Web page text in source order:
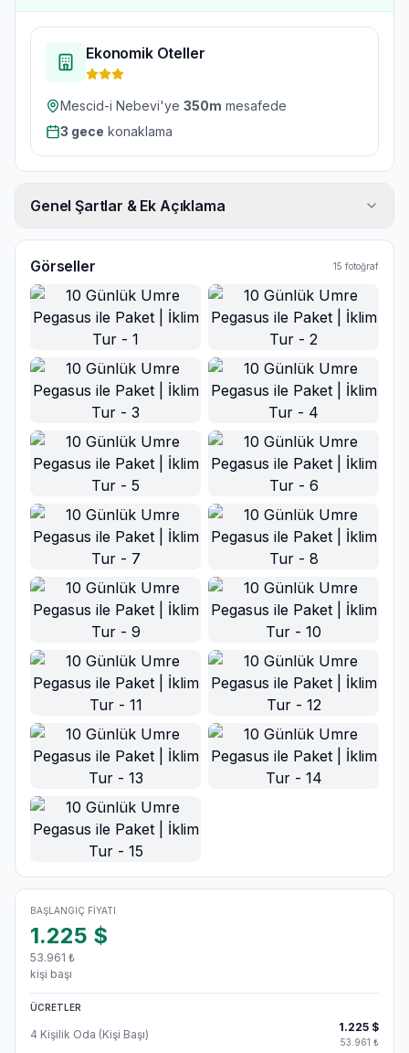
Ekonomik Oteller
Mescid-i Nebevi'ye 350m mesafede
3 gece konaklama
Genel Şartlar & Ek Açıklama
Görseller 15 fotoğraf
Ana Görsel
BAŞLANGIÇ FIYATI
1.225 $
53.961 ₺
kişi başı
ÜCRETLER
4 Kişilik Oda (Kişi Başı)
1.225 $
53.961 ₺